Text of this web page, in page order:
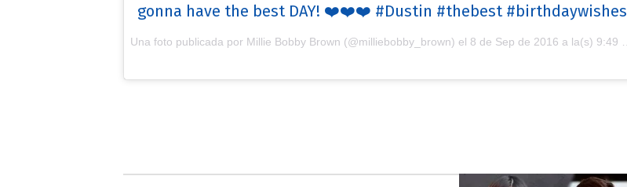
gonna have the best DAY! ❤️❤️❤️ #Dustin #thebest #birthdaywishes
Una foto publicada por Millie Bobby Brown (@milliebobby_brown) el 8 de Sep de 2016 a la(s) 9:49 PDT